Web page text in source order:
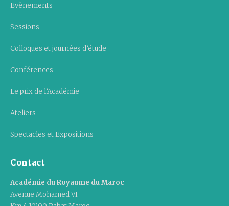
Evènements
Sessions
Colloques et journées d’étude
Conférences
Le prix de l’Académie
Ateliers
Spectacles et Expositions
Contact
Académie du Royaume du Maroc
Avenue Mohamed VI